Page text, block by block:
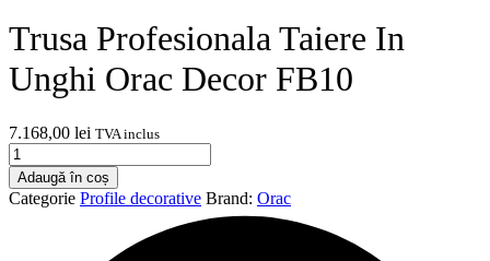
Trusa Profesionala Taiere In
Unghi Orac Decor FB10
7.168,00 lei TVA inclus
Cantitate
Trusa
Profesionala
Taiere
Adaugă în coș
Categorie Profile decorative Brand: Orac